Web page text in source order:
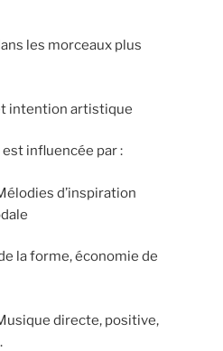
les morceaux plus
intention artistique
est influencée par :
d’inspiration
la forme, économie de
directe, positive,